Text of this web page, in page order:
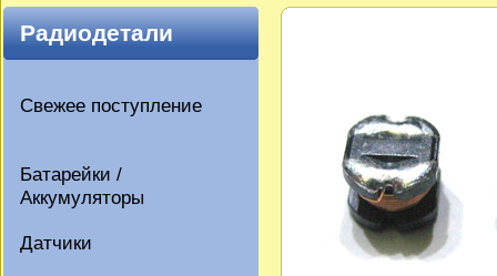
Радиодетали
Свежее поступление
Батарейки /
Аккумуляторы
Датчики